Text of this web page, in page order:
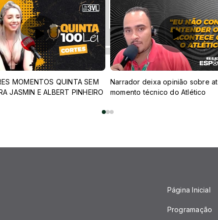
MOMENTOS QUINTA SEM
JASMIN E ALBERT PINHEIRO
Narrador deixa opinião sobre
momento técnico do Atlético
Página Inicial
Programação